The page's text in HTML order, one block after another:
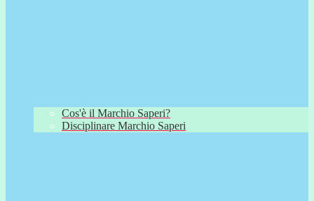
Cos'è il Marchio Saperi?
Disciplinare Marchio Saperi